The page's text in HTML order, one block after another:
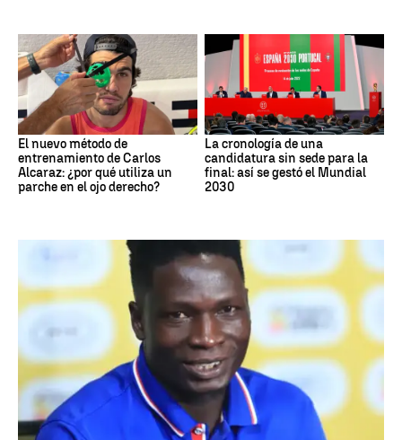
El nuevo método de
entrenamiento de Carlos
Alcaraz: ¿por qué utiliza un
parche en el ojo derecho?
La cronología de una
candidatura sin sede para la
final: así se gestó el Mundial
2030
Fútbol